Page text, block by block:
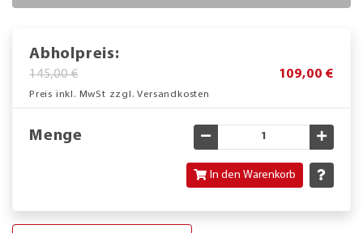
Abholpreis:
145,00 € 109,00 €
Preis inkl. MwSt zzgl. Versandkosten
Menge Gewünschte Menge
In den Warenkorb